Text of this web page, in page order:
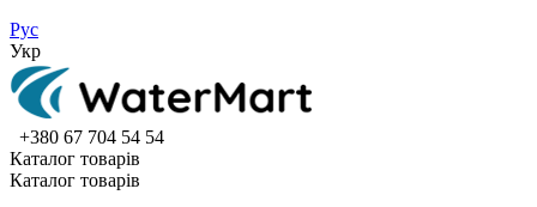
Рус
Укр
+380 67 704 54 54
Каталог товарiв
Каталог товарiв